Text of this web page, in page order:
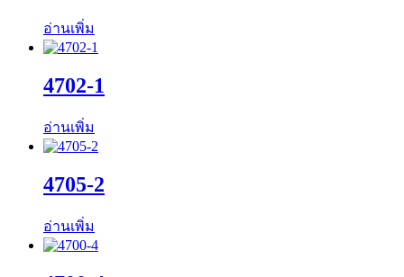
อ่านเพิ่ม
4702-1
อ่านเพิ่ม
4705-2
อ่านเพิ่ม